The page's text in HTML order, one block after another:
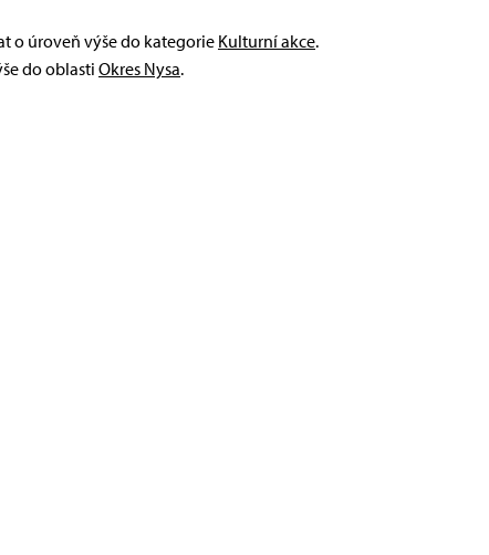
o úroveň výše do kategorie Kulturní akce.
do oblasti Okres Nysa.